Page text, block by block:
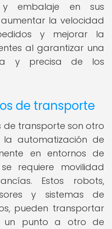
embalaje en sus
la velocidad
y mejorar la
al garantizar una
y precisa de los
de transporte
de transporte son otro
automatización de
en entornos de
requiere movilidad
Estos robots,
y sistemas de
pueden transportar
un punto a otro de